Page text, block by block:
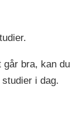
går bra, kan du
i dag.